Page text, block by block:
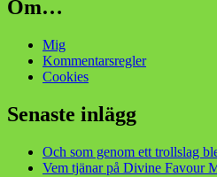
Om…
Mig
Kommentarsregler
Cookies
Senaste inlägg
Och som genom ett trollslag
Vem tjänar på Divine Favour